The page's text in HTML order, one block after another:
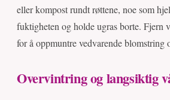
eller kompost rundt røttene, noe som
fuktigheten og holde ugras borte. Fjern
for å oppmuntre vedvarende blomstring
Overvintring og langsiktig